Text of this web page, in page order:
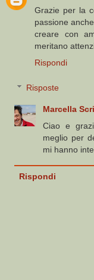
Grazie per la
passione
creare con
meritano
Rispondi
Risposte
Marcella
Ciao e
meglio per
mi hanno
Rispondi